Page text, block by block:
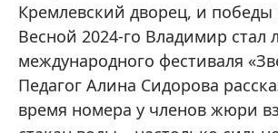
Кремлевский дворец, и победы
Весной 2024-го Владимир стал
международного фестиваля
Педагог Алина Сидорова
время номера у членов жюри